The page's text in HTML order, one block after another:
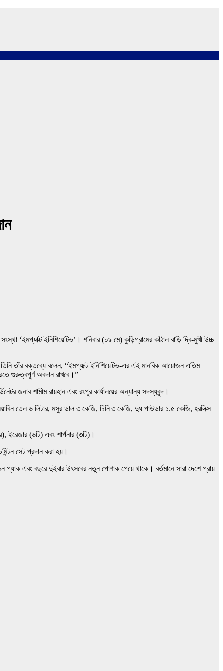
‘ইমপ্যাক্ট ইনিশিয়েটিভ’। শনিবার (০৯ মে) কুড়িগ্রামের কাঁঠাল বাড়ি দ্বি-মুখী উচ্চ
তাঁর বক্তব্যে বলেন, “ইমপ্যাক্ট ইনিশিয়েটিভ-এর এই মানবিক আয়োজন এতিম
গুরুত্বপূর্ণ অবদান রাখবে।”
জনাব শামীম রায়হান এবং রংপুর কার্যালয়ের অন্যান্য সদস্যবৃন্দ।
তেল ৬ লিটার, মসুর ডাল ৩ কেজি, চিনি ৩ কেজি, দুধ পাউডার ১.৫ কেজি, হরলিক্স
ইরেজার (৬টি) এবং শার্পনার (৩টি)।
সেট প্রদান করা হয়।
প্যাক এবং বছরে দুইবার উৎসবের নতুন পোশাক পেয়ে থাকে। বর্তমানে সারা দেশে প্রায়